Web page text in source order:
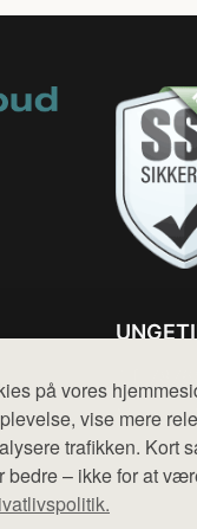
på vores
vise mere
trafikken. Kort
bedre – ikke for at
Mail:
Cookie-